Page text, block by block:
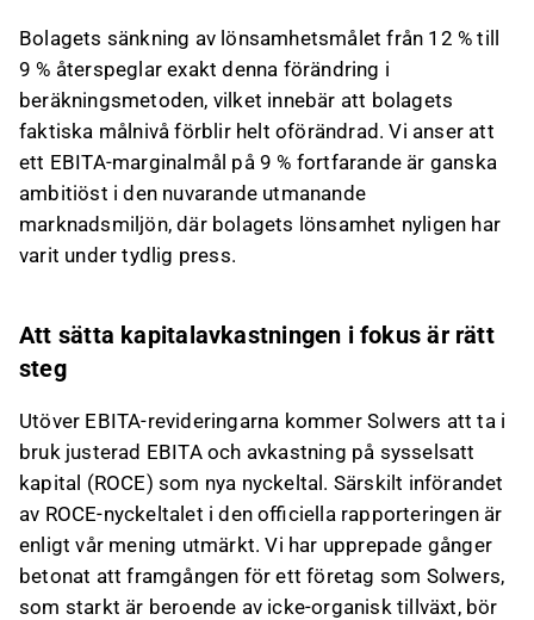
Bolagets sänkning av lönsamhetsmålet från 12 % till
9 % återspeglar exakt denna förändring i
beräkningsmetoden, vilket innebär att bolagets
faktiska målnivå förblir helt oförändrad. Vi anser att
ett EBITA-marginalmål på 9 % fortfarande är ganska
ambitiöst i den nuvarande utmanande
marknadsmiljön, där bolagets lönsamhet nyligen har
varit under tydlig press.
Att sätta kapitalavkastningen i fokus är rätt
steg
Utöver EBITA-revideringarna kommer Solwers att ta i
bruk justerad EBITA och avkastning på sysselsatt
kapital (ROCE) som nya nyckeltal. Särskilt införandet
av ROCE-nyckeltalet i den officiella rapporteringen är
enligt vår mening utmärkt. Vi har upprepade gånger
betonat att framgången för ett företag som Solwers,
som starkt är beroende av icke-organisk tillväxt, bör